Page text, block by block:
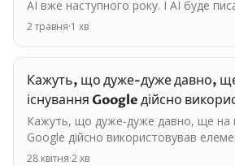
AI вже наступного року. І AI буде
Shopify: працівники зобов'язані
2 травня·1 хв
Кажуть, що дуже-дуже давно,
існування Google дійсно
елемент функції…
Кажуть, що дуже-дуже давно, ще на
Google дійсно використовував
рандому для формування видачі.
28 квітня·2хв